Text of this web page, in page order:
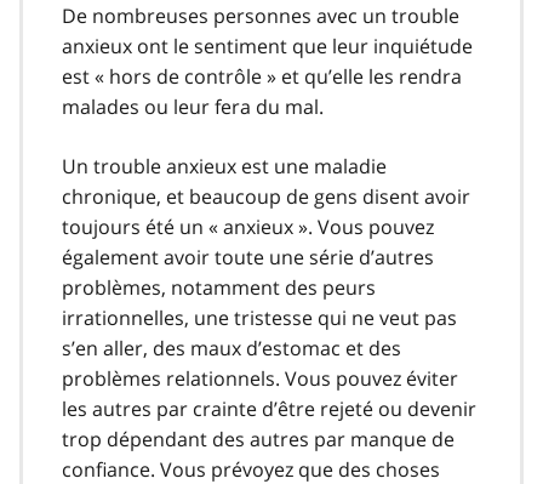
De nombreuses personnes avec un trouble
anxieux ont le sentiment que leur inquiétude
est « hors de contrôle » et qu’elle les rendra
malades ou leur fera du mal.
Un trouble anxieux est une maladie
chronique, et beaucoup de gens disent avoir
toujours été un « anxieux ». Vous pouvez
également avoir toute une série d’autres
problèmes, notamment des peurs
irrationnelles, une tristesse qui ne veut pas
s’en aller, des maux d’estomac et des
problèmes relationnels. Vous pouvez éviter
les autres par crainte d’être rejeté ou devenir
trop dépendant des autres par manque de
confiance. Vous prévoyez que des choses